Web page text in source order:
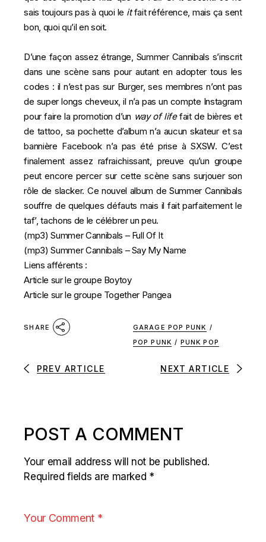
sais toujours pas à quoi le itfait référence, mais ça sent
bon, quoi qu’il en soit.
D’une façon assez étrange, Summer Cannibals s’inscrit
dans une scène sans pour autant en adopter tous les
codes : il n’est pas sur Burger, ses membres n’ont pas
de super longs cheveux, il n’a pas un compte Instagram
pour faire la promotion d’un way of lifefait de bières et
de tattoo, sa pochette d’album n’a aucun skateur et sa
bannière Facebook n’a pas été prise à SXSW. C’est
finalement assez rafraichissant, preuve qu’un groupe
peut encore percer sur cette scène sans surjouer son
rôle de slacker. Ce nouvel album de Summer Cannibals
souffre de quelques défauts mais il fait parfaitement le
taf’, tachons de le célébrer un peu.
(mp3)Summer Cannibals – Full Of It
(mp3)Summer Cannibals – Say My Name
Liens afférents :
Article sur le groupe Boytoy
Article sur le groupe Together Pangea
SHARE GARAGE POP PUNK /
POP PUNK / PUNK POP
PREV ARTICLE NEXT ARTICLE
POST A COMMENT
Your email address will not be published.
Required fields are marked *